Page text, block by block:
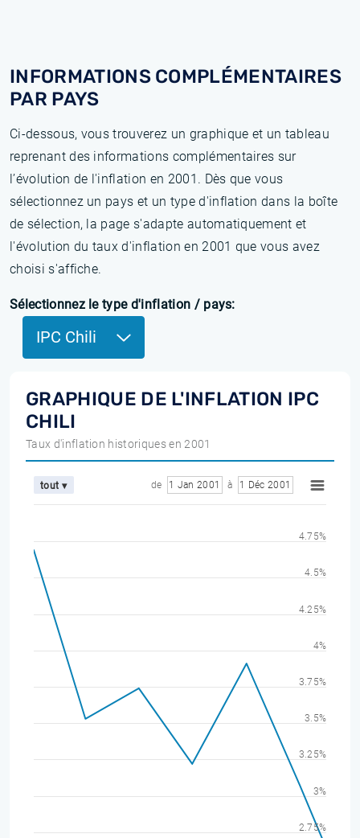
INFORMATIONS COMPLÉMENTAIRES
PAR PAYS
Ci-dessous, vous trouverez un graphique et un tableau
reprenant des informations complémentaires sur
l’évolution de l'inflation en 2001. Dès que vous
sélectionnez un pays et un type d'inflation dans la boîte
de sélection, la page s'adapte automatiquement et
l'évolution du taux d'inflation en 2001 que vous avez
choisi s'affiche.
Sélectionnez le type d'inflation / pays:
IPC Chili
GRAPHIQUE DE L'INFLATION IPC
CHILI
Taux d'inflation historiques en 2001
tout ▾ de 1 Jan 2001 à 1 Déc 2001
2.75%
3%
3.25%
3.5%
3.75%
4%
4.25%
4.5%
4.75%